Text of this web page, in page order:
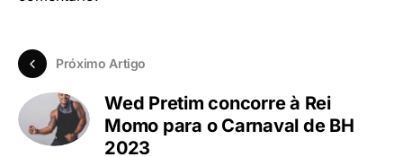
Próximo Artigo
Wed Pretim concorre à Rei
Momo para o Carnaval de BH
2023